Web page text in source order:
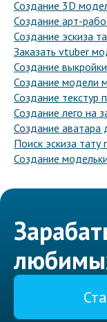
Создание 3D
Создание арт-
Создание эскиза
Заказать vtuber
Создание
Создание модели
Создание текстур
Создание лего на
Создание аватара
Поиск эскиза тату
Создание